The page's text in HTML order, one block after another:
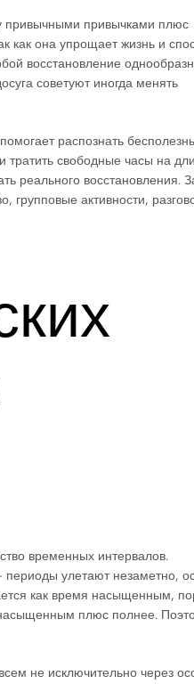
привычными привычками плюс
она упрощает жизнь и
восстановление
советуют иногда менять
распознать
свободные часы на
реального восстановления.
групповые активности,
временных интервалов.
улетают незаметно,
как время насыщенным,
плюс полнее.
не исключительно через